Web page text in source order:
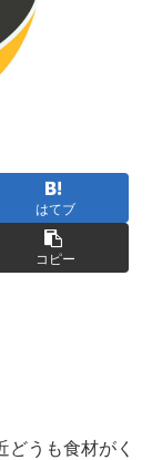
はてブ
コピー
うも食材がく